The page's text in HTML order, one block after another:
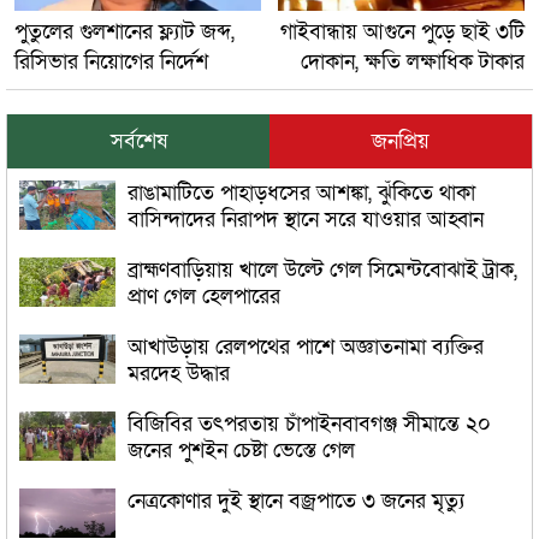
পুতুলের গুলশানের ফ্ল্যাট জব্দ,
রিসিভার নিয়োগের নির্দেশ
গাইবান্ধায় আগুনে পুড়ে ছাই ৩টি
দোকান, ক্ষতি লক্ষাধিক টাকার
সর্বশেষ
জনপ্রিয়
রাঙামাটিতে পাহাড়ধসের আশঙ্কা, ঝুঁকিতে থাকা
বাসিন্দাদের নিরাপদ স্থানে সরে যাওয়ার আহ্বান
ব্রাহ্মণবাড়িয়ায় খালে উল্টে গেল সিমেন্টবোঝাই ট্রাক,
প্রাণ গেল হেলপারের
আখাউড়ায় রেলপথের পাশে অজ্ঞাতনামা ব্যক্তির
মরদেহ উদ্ধার
বিজিবির তৎপরতায় চাঁপাইনবাবগঞ্জ সীমান্তে ২০
জনের পুশইন চেষ্টা ভেস্তে গেল
নেত্রকোণার দুই স্থানে বজ্রপাতে ৩ জনের মৃত্যু